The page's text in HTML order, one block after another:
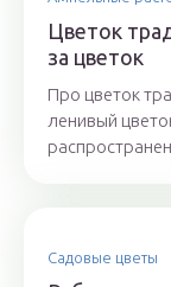
Цветок
за цветок
Про цветок
ленивый
Садовые цветы